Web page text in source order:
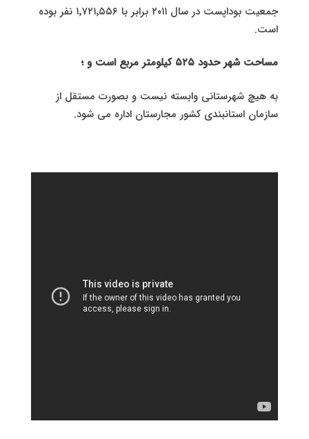
جمعیت بوداپست در سال ۲۰۱۱ برابر با ۱٬۷۲۱٬۵۵۶ نفر بوده
است.
مساحت شهر حدود ۵۲۵ کیلومتر مربع است و ؛
به هیچ شهرستانی وابسته نیست و بصورت مستقل از
سازمان استانبندی کشور مجارستان اداره می شود.